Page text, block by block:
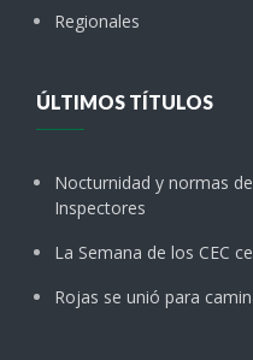
Regionales
ÚLTIMOS TÍTULOS
Nocturnidad y normas
Inspectores
La Semana de los CEC
Rojas se unió para